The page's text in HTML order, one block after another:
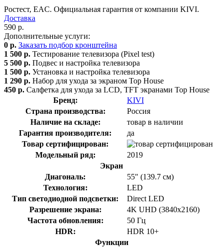
Ростест, EAC. Официальная гарантия от компании KIVI.
Доставка
590 р.
Дополнительные услуги:
0 р. Заказать подбор кронштейна
1 500 р. Тестирование телевизора (Pixel test)
5 500 р. Подвес и настройка телевизора
1 500 р. Установка и настройка телевизора
1 290 р. Набор для ухода за экраном Top House
450 р. Салфетка для ухода за LCD, TFT экранами Top House
Бренд:
KIVI
Страна производства:
Россия
Наличие на складе:
товар в наличии
Гарантия производителя:
да
Товар сертифицирован:
Модельный ряд:
2019
Экран
Диагональ:
55" (139.7 см)
Технология:
LED
Тип светодиодной подсветки:
Direct LED
Разрешение экрана:
4K UHD (3840х2160)
Частота обновления:
50 Гц
HDR:
HDR 10+
Функции